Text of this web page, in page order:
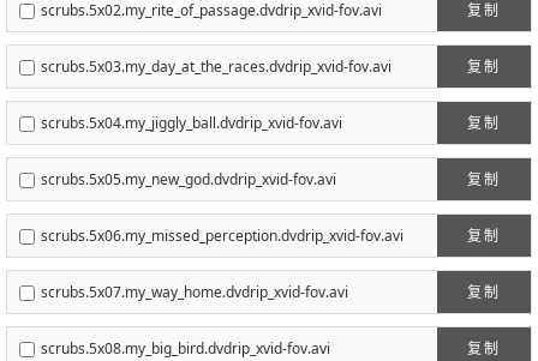
复制
scrubs.5x02.my_rite_of_passage.dvdrip_xvid-fov.avi
复制
scrubs.5x03.my_day_at_the_races.dvdrip_xvid-fov.avi
复制
scrubs.5x04.my_jiggly_ball.dvdrip_xvid-fov.avi
复制
scrubs.5x05.my_new_god.dvdrip_xvid-fov.avi
复制
scrubs.5x06.my_missed_perception.dvdrip_xvid-fov.avi
复制
scrubs.5x07.my_way_home.dvdrip_xvid-fov.avi
复制
scrubs.5x08.my_big_bird.dvdrip_xvid-fov.avi